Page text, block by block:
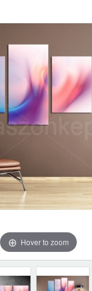
Hover to zoom